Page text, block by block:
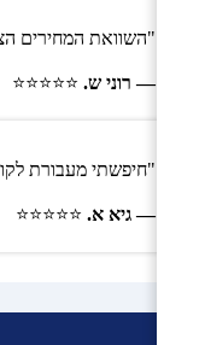
"השוואת המחירים הצילה לנו 30%.
— רוני ש. ⭐⭐⭐⭐⭐
"חיפשתי מעבורת
— גיא א. ⭐⭐⭐⭐⭐